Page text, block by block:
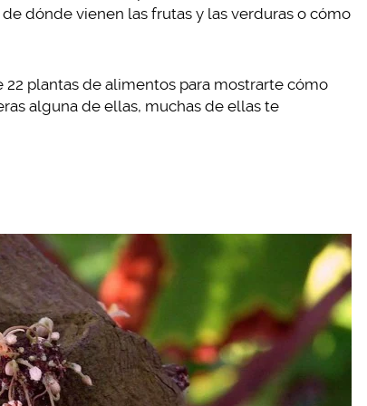
dónde vienen las frutas y las verduras o cómo
plantas de alimentos para mostrarte cómo
alguna de ellas, muchas de ellas te